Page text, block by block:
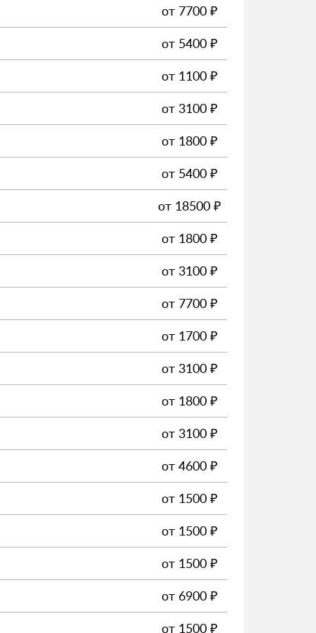
от 7700 ₽
от 5400 ₽
от 1100 ₽
от 3100 ₽
от 1800 ₽
от 5400 ₽
от 18500 ₽
от 1800 ₽
от 3100 ₽
от 7700 ₽
от 1700 ₽
от 3100 ₽
от 1800 ₽
от 3100 ₽
от 4600 ₽
от 1500 ₽
от 1500 ₽
от 1500 ₽
от 6900 ₽
от 1500 ₽